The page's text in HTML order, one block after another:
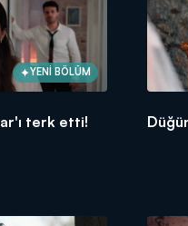
YENİ BÖLÜM
terk etti!